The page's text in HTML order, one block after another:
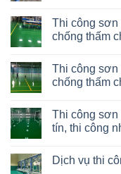
Thi công sơn
chống thấm
Thi công sơn
chống thấm
Thi công sơn
tín, thi công
Dịch vụ thi